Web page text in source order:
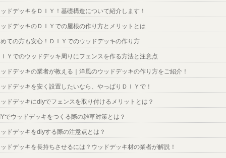
ドデッキをＤＩＹ！基礎構造について紹介します！
ドデッキのＤＩＹでの屋根の作り方とメリットとは
ての方も安心！ＤＩＹでのウッドデッキの作り方
Ｙでのウッドデッキ周りにフェンスを作る方法と注意点
ドデッキの業者が教える｜洋風のウッドデッキの作り方をご紹介！
ドデッキを安く設置したいなら、やっぱりＤＩＹで！
ドデッキにdiyでフェンスを取り付けるメリットとは？
でウッドデッキをつくる際の雑草対策とは？
ドデッキをdiyする際の注意点とは？
ドデッキを長持ちさせるには？ウッドデッキ材の業者が解説！